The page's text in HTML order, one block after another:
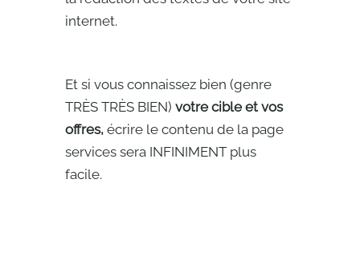
internet.
Et si vous connaissez bien (genre
TRÈS TRÈS BIEN) votre cible et vos
offres,écrire le contenu de la page
services sera INFINIMENT plus
facile.